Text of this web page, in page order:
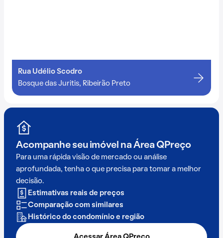
Rua Udélio Scodro
Bosque das Juritis, Ribeirão Preto
Acompanhe seu imóvel na Área QPreço
Para uma rápida visão de mercado ou análise
aprofundada, tenha o que precisa para tomar a melhor
decisão.
Estimativas reais de preços
Comparação com similares
Histórico do condomínio e região